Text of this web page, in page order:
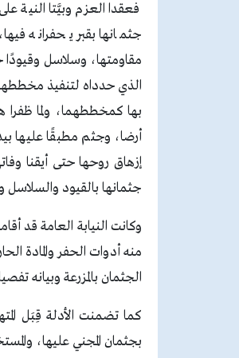
فعقدا العزم وبيَّتا النية
جثمانها بقبر يحفرانه
مقاومتها، وسلاسل وقيودًا
الذي حدداه لتنفيذ مخططهما
بها كمخططهما، ولما ظفرا
أرضا، وجثم مطبقًا عليها
إزهاق روحها حتى أيقنا
جثمانها بالقيود والسلاسل
وكانت النيابة العامة قد
منه أدوات الحفر والمادة
الجثمان بالمزرعة وبيانه
كما تضمنت الأدلة قِبَل
بجثمان المجني عليها،